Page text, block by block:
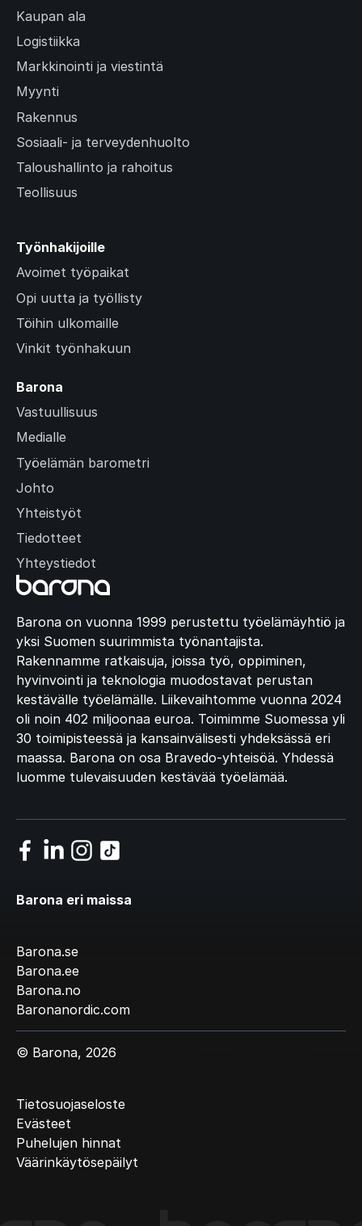
Barona on vuonna 1999 perustettu työelämäyhtiö ja
yksi Suomen suurimmista työnantajista.
Rakennamme ratkaisuja, joissa työ, oppiminen,
hyvinvointi ja teknologia muodostavat perustan
kestävälle työelämälle. Liikevaihtomme vuonna 2024
oli noin 402 miljoonaa euroa. Toimimme Suomessa yli
30 toimipisteessä ja kansainvälisesti yhdeksässä eri
maassa. Barona on osa Bravedo-yhteisöä. Yhdessä
luomme tulevaisuuden kestävää työelämää.
Kaupan ala
Logistiikka
Markkinointi ja viestintä
Myynti
Rakennus
Sosiaali- ja terveydenhuolto
Taloushallinto ja rahoitus
Teollisuus
Työnhakijoille
Avoimet työpaikat
Opi uutta ja työllisty
Töihin ulkomaille
Vinkit työnhakuun
Barona
Vastuullisuus
Medialle
Työelämän barometri
Johto
Yhteistyöt
Tiedotteet
Yhteystiedot
Barona eri maissa
Barona.se
Barona.ee
Barona.no
Baronanordic.com
© Barona, 2026
Tietosuojaseloste
Evästeet
Puhelujen hinnat
Väärinkäytösepäilyt